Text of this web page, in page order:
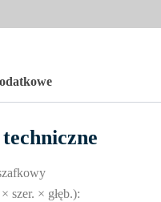
szer. × głęb.):